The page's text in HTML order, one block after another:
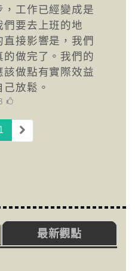
，工作已經變成是
們要去上班的地
接影響是，我們
的做完了。我們的
該做點有實際效益
放鬆。
(current)
最新觀點